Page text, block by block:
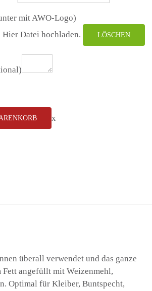
mit AWO-Logo)
Hier Datei hochladen.
LÖSCHEN
x
überall verwendet und das ganze
Fett angefüllt mit Weizenmehl,
Optimal für Kleiber, Buntspecht,